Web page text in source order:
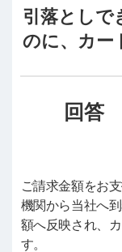
引落としで
のに、カー
ご請求金額をお
機関から当社へ
額へ反映され、
す。